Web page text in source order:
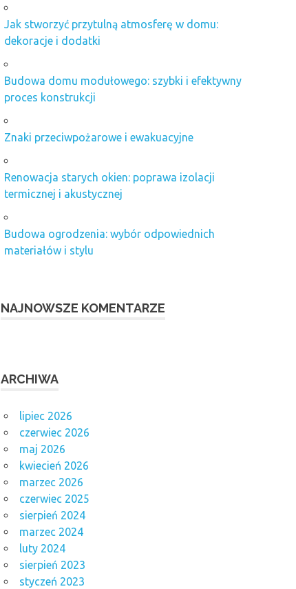
Jak stworzyć przytulną atmosferę w domu:
dekoracje i dodatki
Budowa domu modułowego: szybki i efektywny
proces konstrukcji
Znaki przeciwpożarowe i ewakuacyjne
Renowacja starych okien: poprawa izolacji
termicznej i akustycznej
Budowa ogrodzenia: wybór odpowiednich
materiałów i stylu
NAJNOWSZE KOMENTARZE
ARCHIWA
lipiec 2026
czerwiec 2026
maj 2026
kwiecień 2026
marzec 2026
czerwiec 2025
sierpień 2024
marzec 2024
luty 2024
sierpień 2023
styczeń 2023